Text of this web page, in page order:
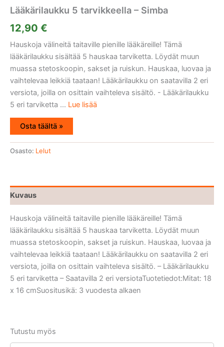
Lääkärilaukku 5 tarvikkeella – Simba
12,90 €
Hauskoja välineitä taitaville pienille lääkäreille! Tämä
lääkärilaukku sisältää 5 hauskaa tarviketta. Löydät muun
muassa stetoskoopin, sakset ja ruiskun. Hauskaa, luovaa ja
vaihtelevaa leikkiä taataan! Lääkärilaukku on saatavilla 2 eri
versiota, joilla on osittain vaihteleva sisältö. - Lääkärilaukku
5 eri tarviketta ... Lue lisää
Osta täältä »
Osasto: Lelut
Kuvaus
Hauskoja välineitä taitaville pienille lääkäreille! Tämä
lääkärilaukku sisältää 5 hauskaa tarviketta. Löydät muun
muassa stetoskoopin, sakset ja ruiskun. Hauskaa, luovaa ja
vaihtelevaa leikkiä taataan! Lääkärilaukku on saatavilla 2 eri
versiota, joilla on osittain vaihteleva sisältö. – Lääkärilaukku
5 eri tarviketta – Saatavilla 2 eri versiotaTuotetiedot:Mitat: 18
x 16 cmSuositusikä: 3 vuodesta alkaen
Tutustu myös